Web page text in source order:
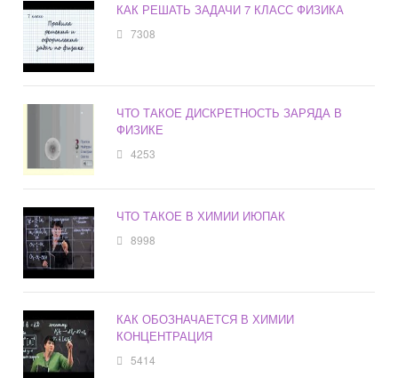
КАК РЕШАТЬ ЗАДАЧИ 7 КЛАСС ФИЗИКА
7308
ЧТО ТАКОЕ ДИСКРЕТНОСТЬ ЗАРЯДА В
ФИЗИКЕ
4253
ЧТО ТАКОЕ В ХИМИИ ИЮПАК
8998
КАК ОБОЗНАЧАЕТСЯ В ХИМИИ
КОНЦЕНТРАЦИЯ
5414